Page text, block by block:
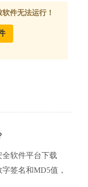
软件平台下载
签名和MD5值，